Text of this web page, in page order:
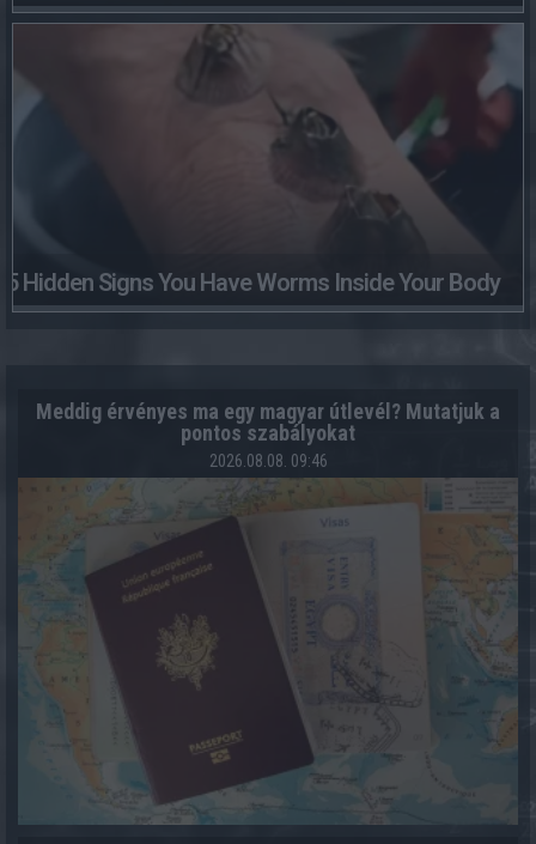
5 Hidden Signs You Have Worms Inside Your Body
Meddig érvényes ma egy magyar útlevél? Mutatjuk a
pontos szabályokat
2026.08.08. 09:46